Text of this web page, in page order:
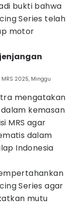
bukti bahwa
Series telah
motor
2025, Minggu
mengatakan
kemasan
MRS agar
dalam
Indonesia
Series agar
mutu